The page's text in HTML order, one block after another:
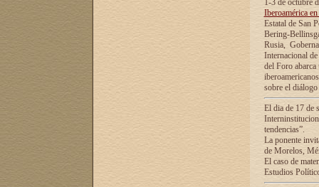
1-3 de octubre
Iberoamérica
Estatal de San
Bering-
Rusia,
Internacional
del Foro
sobre el
El dia de 17 de
tendencias”.
La ponente
de Morelos,
El caso de
Estudios